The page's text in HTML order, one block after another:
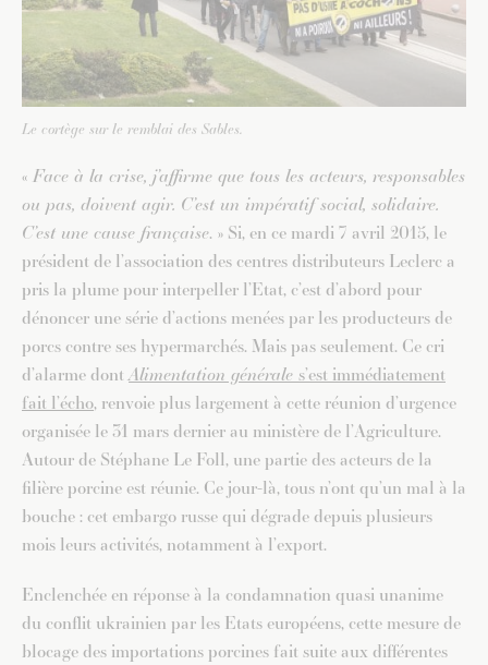
Le cortège sur le remblai des Sables.
« Face à la crise, j’affirme que tous les acteurs, responsables
ou pas, doivent agir. C’est un impératif social, solidaire.
C’est une cause française. » Si, en ce mardi 7 avril 2015, le
président de l’association des centres distributeurs Leclerc a
pris la plume pour interpeller l’Etat, c’est d’abord pour
dénoncer une série d’actions menées par les producteurs de
porcs contre ses hypermarchés. Mais pas seulement. Ce cri
d’alarme dontAlimentation générale s’est immédiatement
fait l’écho, renvoie plus largement à cette réunion d’urgence
organisée le 31 mars dernier au ministère de l’Agriculture.
Autour de Stéphane Le Foll, une partie des acteurs de la
filière porcine est réunie. Ce jour-là, tous n’ont qu’un mal à la
bouche : cet embargo russe qui dégrade depuis plusieurs
mois leurs activités, notamment à l’export.
Enclenchée en réponse à la condamnation quasi unanime
du conflit ukrainien par les Etats européens, cette mesure de
blocage des importations porcines fait suite aux différentes